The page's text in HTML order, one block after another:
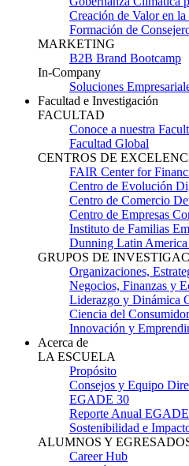
Creación de Valor en
Formación de
MARKETING
B2B Brand Bootcamp
In-Company
Soluciones
Facultad e Investigación
FACULTAD
Conoce a nuestra
Facultad Global
CENTROS DE
FAIR Center for
Centro de Evolución
Centro de Comercio
Centro de Empresas
Instituto de Familias
Dunning Latin America
GRUPOS DE
Organizaciones,
Negocios, Finanzas y
Liderazgo y Dinámica
Ciencia del
Innovación y
Acerca de
LA ESCUELA
Propósito
Consejos y Equipo
EGADE 30
Reporte Anual EGADE
Sostenibilidad e
ALUMNOS Y
Career Hub